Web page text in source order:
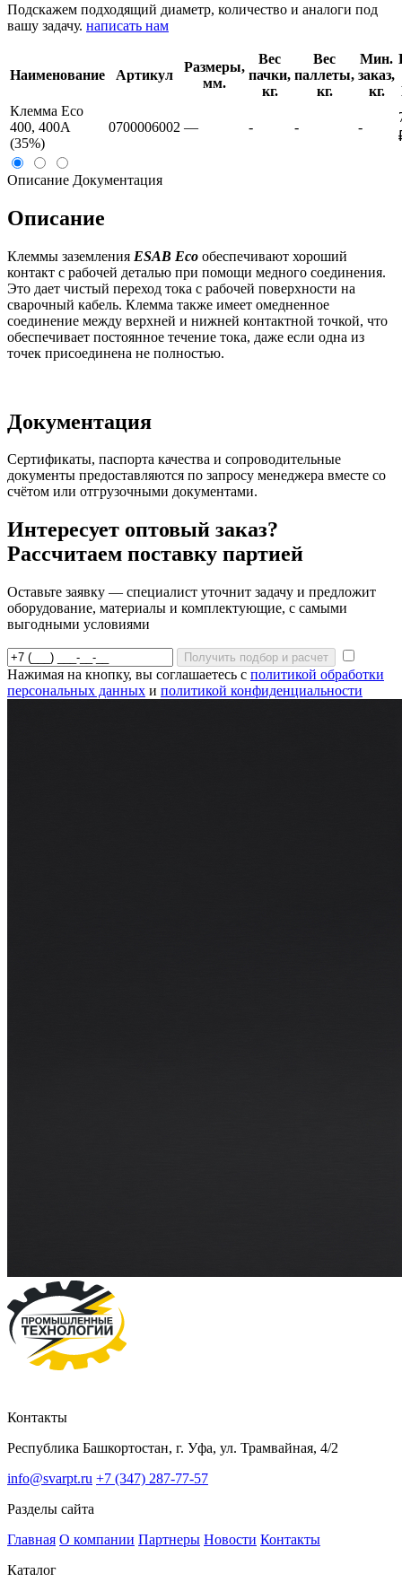
Подскажем подходящий диаметр, количество и аналоги под
вашу задачу. написать нам
Наименование Артикул
Размеры,
мм.
Вес
пачки,
кг.
Вес
паллеты,
кг.
Мин.
заказ,
кг.
Клемма Eco
400, 400A
(35%)
0700006002 — - - -
Описание Документация
Описание
Клеммы заземления ESAB Eco обеспечивают хороший
контакт с рабочей деталью при помощи медного соединения.
Это дает чистый переход тока с рабочей поверхности на
сварочный кабель. Клемма также имеет омедненное
соединение между верхней и нижней контактной точкой, что
обеспечивает постоянное течение тока, даже если одна из
точек присоединена не полностью.
Документация
Сертификаты, паспорта качества и сопроводительные
документы предоставляются по запросу менеджера вместе со
счётом или отгрузочными документами.
Интересует оптовый заказ?
Рассчитаем поставку партией
Оставьте заявку — специалист уточнит задачу и предложит
оборудование, материалы и комплектующие, с самыми
выгодными условиями
Получить подбор и расчет
Нажимая на кнопку, вы соглашаетесь с политикой обработки
персональных данных и политикой конфиденциальности
Контакты
Республика Башкортостан, г. Уфа, ул. Трамвайная, 4/2
info@svarpt.ru +7 (347) 287-77-57
Разделы сайта
Главная О компании Партнеры Новости Контакты
Каталог